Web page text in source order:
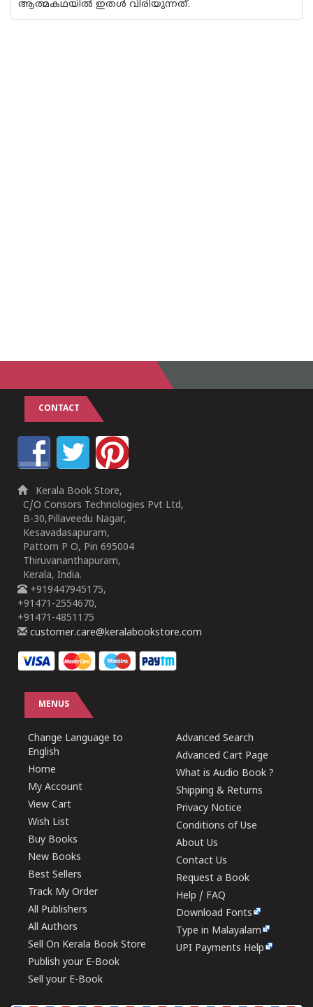
ആത്മകഥയില്‍ ഇതള്‍ വിരിയുന്നത്.
CONTACT
Kerala Book Store,
C/O Consors Technologies Pvt Ltd,
B-30,Pillaveedu Nagar,
Kesavadasapuram,
Pattom P O, Pin 695004
Thiruvananthapuram,
Kerala, India.
+919447945175,
+91471-2554670,
+91471-4851175
customer.care@keralabookstore.com
MENUS
Change Language to
English
Home
My Account
View Cart
Wish List
Buy Books
New Books
Best Sellers
Track My Order
All Publishers
All Authors
Sell On Kerala Book Store
Publish your E-Book
Sell your E-Book
Advanced Search
Advanced Cart Page
What is Audio Book ?
Shipping & Returns
Privacy Notice
Conditions of Use
About Us
Contact Us
Request a Book
Help / FAQ
Download Fonts
Type in Malayalam
UPI Payments Help